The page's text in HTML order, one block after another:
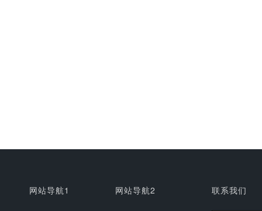
网站导航1 网站导航2 联系我们